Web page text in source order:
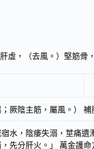
虛，（去風。）堅筋骨
厥陰主筋，屬風。）
水，陰痿失溺，莖痛
先分肝火。」 萬金護